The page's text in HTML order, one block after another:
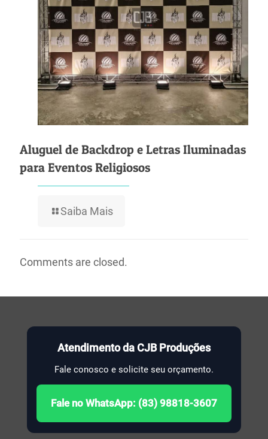
Aluguel de Backdrop e Letras Iluminadas
para Eventos Religiosos
Saiba Mais
Comments are closed.
Atendimento da CJB Produções
Fale conosco e solicite seu orçamento.
Fale no WhatsApp: (83) 98818-3607